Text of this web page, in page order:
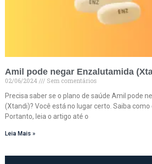
Amil pode negar Enzalutamida
02/06/2024
Sem comentários
Precisa saber se o plano de saúde Amil pode
(Xtandi)? Você está no lugar certo. Saiba
Portanto, leia o artigo até o
Leia Mais »